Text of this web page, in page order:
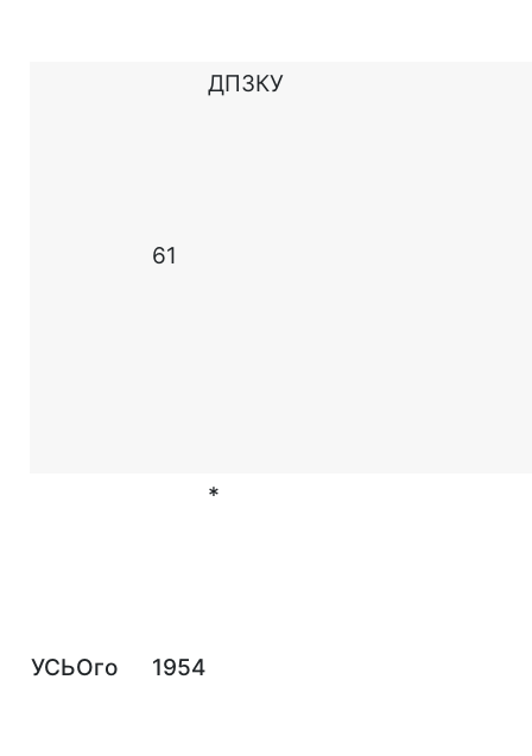
61
ДПЗКУ
УСЬОго 1954
*